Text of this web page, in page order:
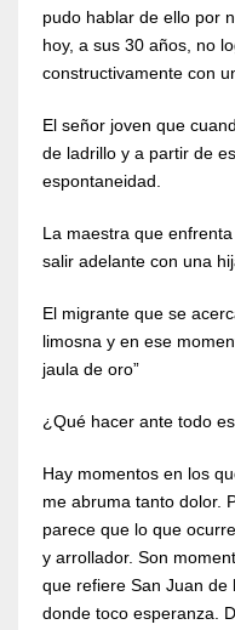
pudo hablar de ello por
hoy, a sus 30 años, no
constructivamente con
El señor joven que
de ladrillo y a partir de
espontaneidad.
La maestra que
salir adelante con una
El migrante que se
limosna y en ese
jaula de oro”
¿Qué hacer ante todo
Hay momentos en los
me abruma tanto dolor.
parece que lo que
y arrollador. Son
que refiere San Juan de
donde toco esperanza.